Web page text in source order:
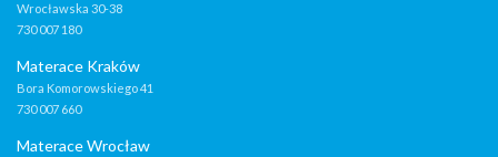
Wrocławska 30-38
730 007 180
Materace Kraków
Bora Komorowskiego 41
730 007 660
Materace Wrocław